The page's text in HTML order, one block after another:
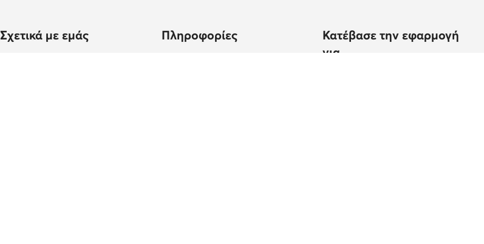
Σχετικά με εμάς Πληροφορίες
Κατέβασε την εφαρμογή
για